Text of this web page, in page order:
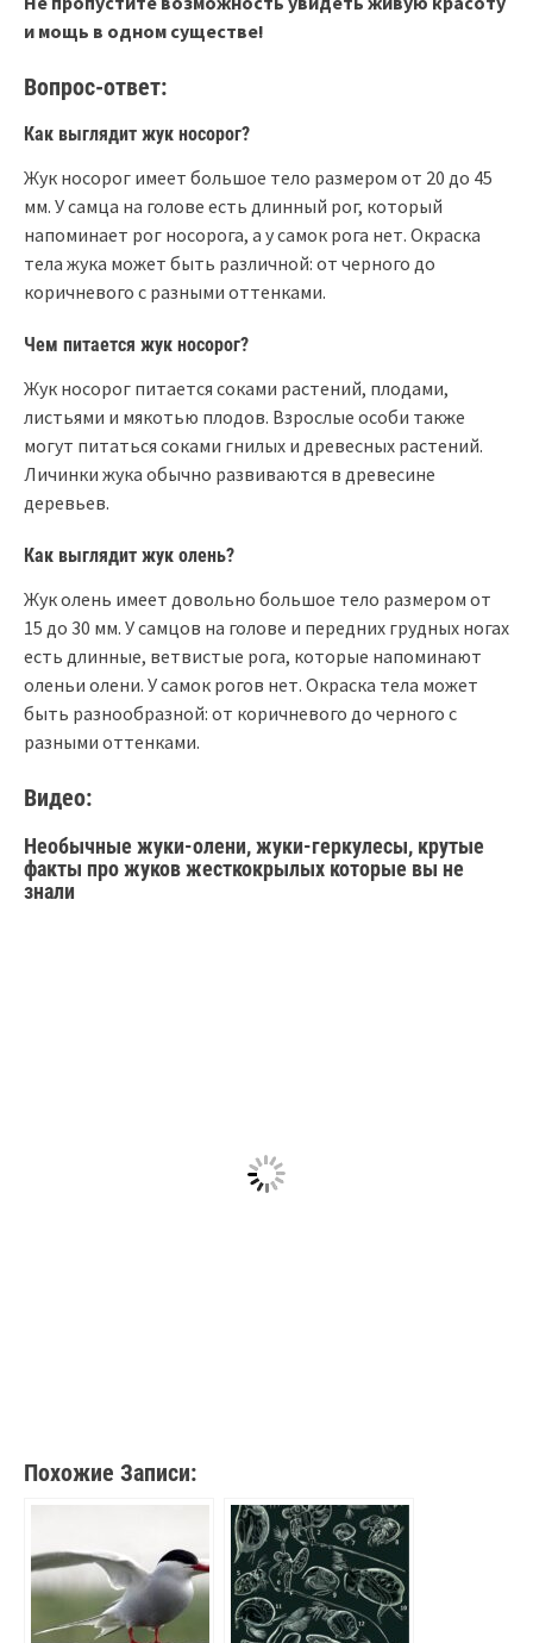
и мощь в одном существе!
Вопрос-ответ:
Как выглядит жук носорог?
Жук носорог имеет большое тело размером от 20 до 45
мм. У самца на голове есть длинный рог, который
напоминает рог носорога, а у самок рога нет. Окраска
тела жука может быть различной: от черного до
коричневого с разными оттенками.
Чем питается жук носорог?
Жук носорог питается соками растений, плодами,
листьями и мякотью плодов. Взрослые особи также
могут питаться соками гнилых и древесных растений.
Личинки жука обычно развиваются в древесине
деревьев.
Как выглядит жук олень?
Жук олень имеет довольно большое тело размером от
15 до 30 мм. У самцов на голове и передних грудных ногах
есть длинные, ветвистые рога, которые напоминают
оленьи олени. У самок рогов нет. Окраска тела может
быть разнообразной: от коричневого до черного с
разными оттенками.
Видео:
Необычные жуки-олени, жуки-геркулесы, крутые
факты про жуков жесткокрылых которые вы не
знали
Похожие Записи: